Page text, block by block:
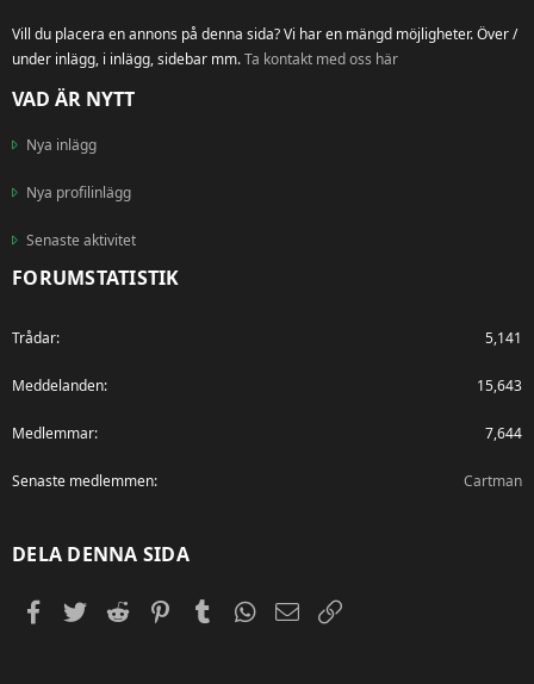
Vill du placera en annons på denna sida? Vi har en mängd möjligheter. Över /
under inlägg, i inlägg, sidebar mm.Ta kontakt med oss här
VAD ÄR NYTT
Nya inlägg
Nya profilinlägg
Senaste aktivitet
FORUMSTATISTIK
Trådar 5,141
Meddelanden 15,643
Medlemmar 7,644
Senaste medlemmen Cartman
DELA DENNA SIDA
Facebook
TwitterReddit PinterestTumblrWhatsApp
E-postLänk